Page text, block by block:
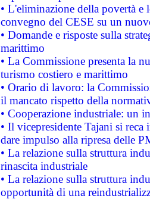
• L'eliminazione della povertà
convegno del CESE su un
• Domande e risposte sulla
marittimo
• La Commissione presenta la
turismo costiero e marittimo
• Orario di lavoro: la
il mancato rispetto della
• Cooperazione industriale: un
• Il vicepresidente Tajani si
dare impulso alla ripresa delle
• La relazione sulla struttura
rinascita industriale
• La relazione sulla struttura
opportunità di una